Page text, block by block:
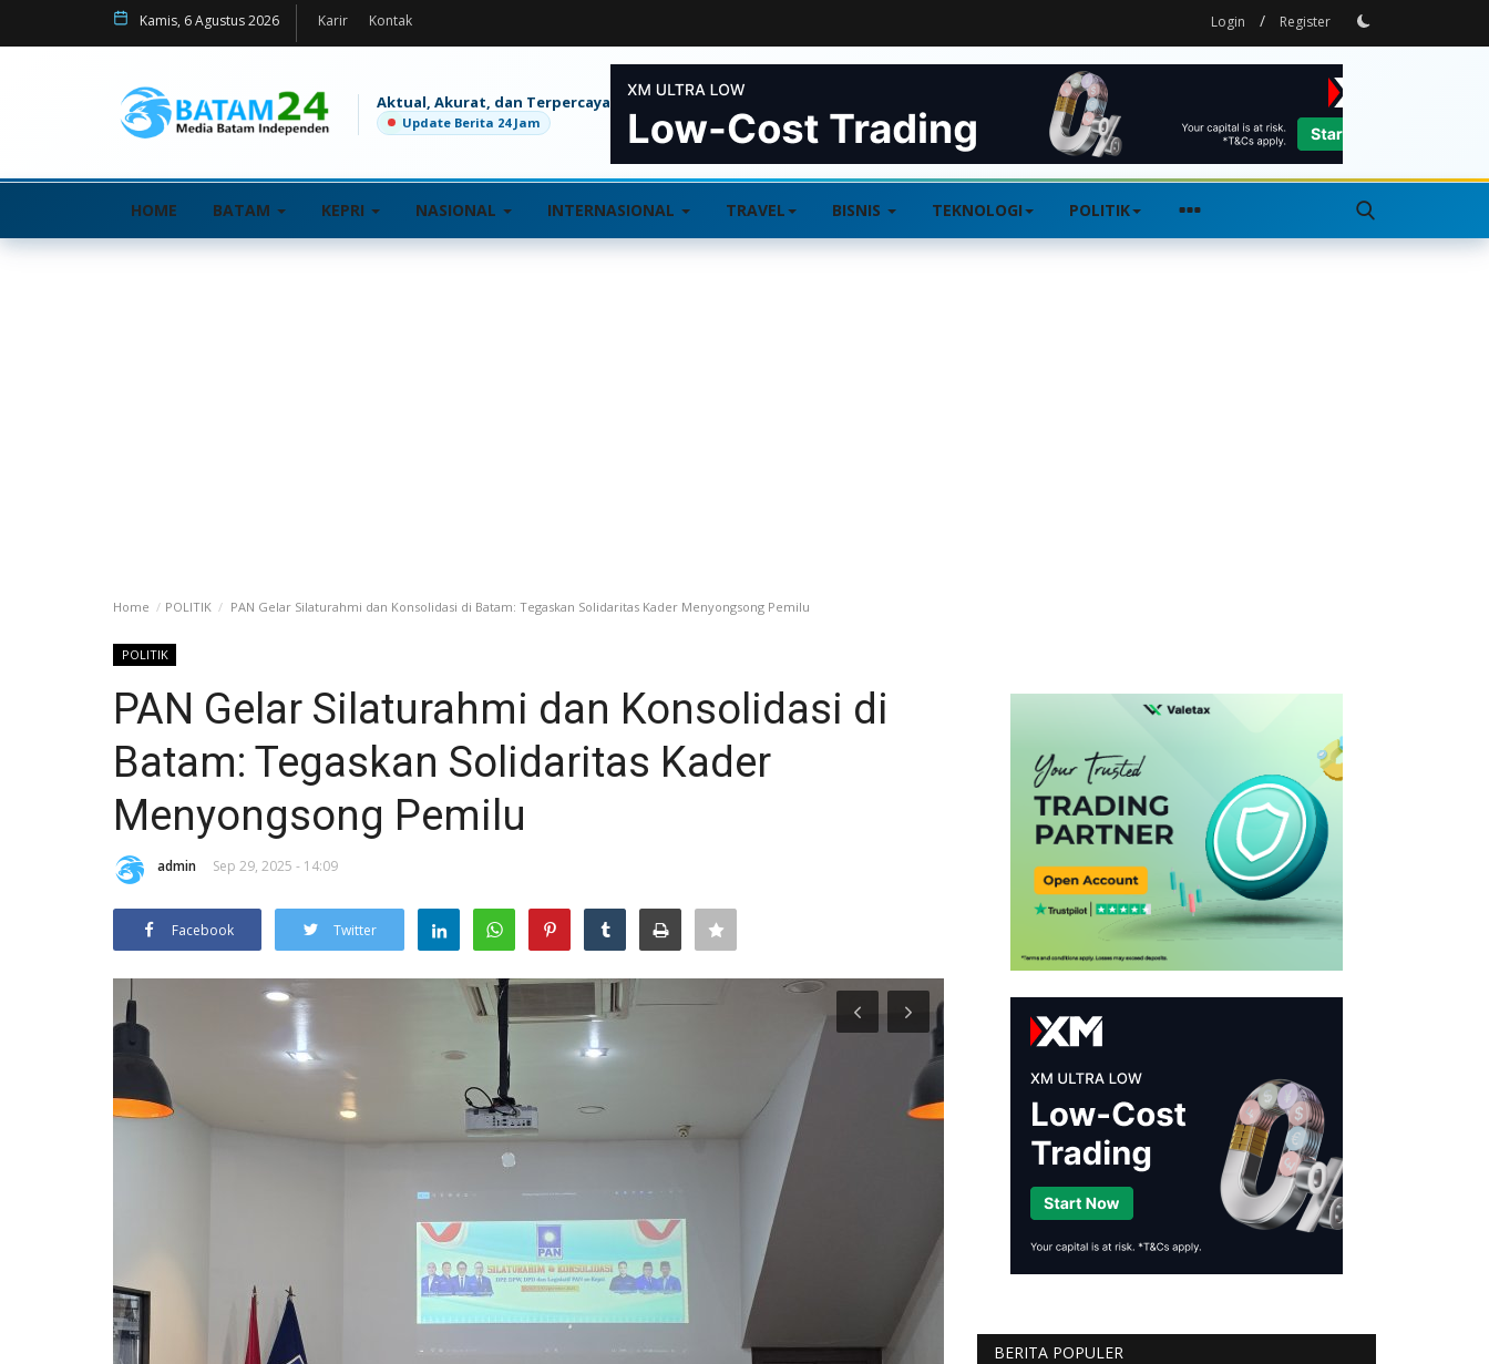
Kamis, 6 Agustus 2026 Karir Kontak Login / Register
Aktual, Akurat, dan Terpercaya
Update Berita 24 Jam
HOME BATAM KEPRI NASIONAL INTERNASIONAL TRAVEL BISNIS TEKNOLOGI POLITIK
Home POLITIK PAN Gelar Silaturahmi dan Konsolidasi di Batam: Tegaskan Solidaritas Kader Menyongsong Pemilu
POLITIK
PAN Gelar Silaturahmi dan Konsolidasi di
Batam: Tegaskan Solidaritas Kader
Menyongsong Pemilu
admin Sep 29, 2025 - 14:09
Facebook Twitter
BERITA POPULER